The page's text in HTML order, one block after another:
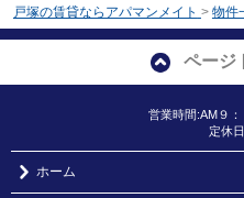
戸塚の賃貸ならアパマンメイト > 物件
ページ
営業時間:AM９
定休
ホーム